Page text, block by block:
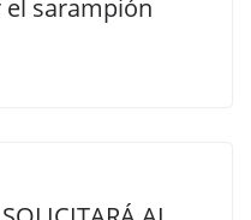
sarampión